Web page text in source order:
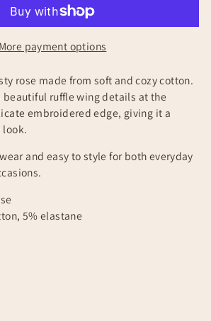
More payment options
rose made from soft and cozy cotton.
beautiful ruffle wing details at the
embroidered edge, giving it a
look.
and easy to style for both everyday
5% elastane